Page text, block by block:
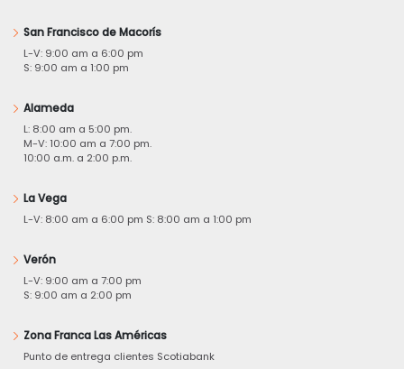
San Francisco de Macorís
L-V: 9:00 am a 6:00 pm
S: 9:00 am a 1:00 pm
Alameda
L: 8:00 am a 5:00 pm.
M-V: 10:00 am a 7:00 pm.
10:00 a.m. a 2:00 p.m.
La Vega
L-V: 8:00 am a 6:00 pm S: 8:00 am a 1:00 pm
Verón
L-V: 9:00 am a 7:00 pm
S: 9:00 am a 2:00 pm
Zona Franca Las Américas
Punto de entrega clientes Scotiabank